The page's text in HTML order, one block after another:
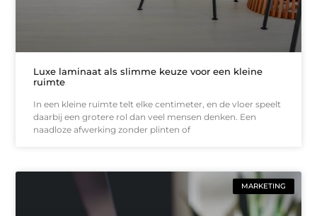
Luxe laminaat als slimme keuze voor een kleine
ruimte
In een kleine ruimte telt elke centimeter, en de vloer speelt
daarbij een grotere rol dan veel mensen denken. Een
naadloze afwerking zonder plinten of
MARKETING